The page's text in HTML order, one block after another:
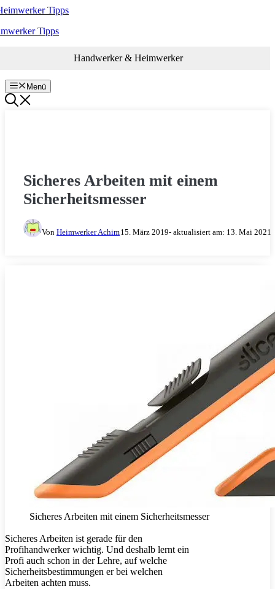
Zum
springenTipps
Handwerker & Heimwerker
Menü
Sicheres Arbeiten mit einem
Sicherheitsmesser
Von Heimwerker Achim15. März 2019- aktualisiert am: 13. Mai 2021
Sicheres Arbeiten mit einem Sicherheitsmesser
Sicheres Arbeiten ist gerade für den
Profihandwerker wichtig. Und deshalb lernt ein
Profi auch schon in der Lehre, auf welche
Sicherheitsbestimmungen er bei welchen
Arbeiten achten muss.